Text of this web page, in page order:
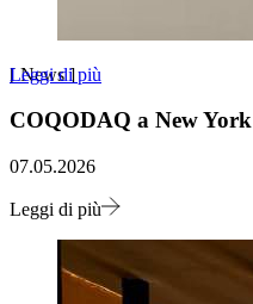
Leggi di più
[News]
COQODAQ a New York
07.05.2026
Leggi di più